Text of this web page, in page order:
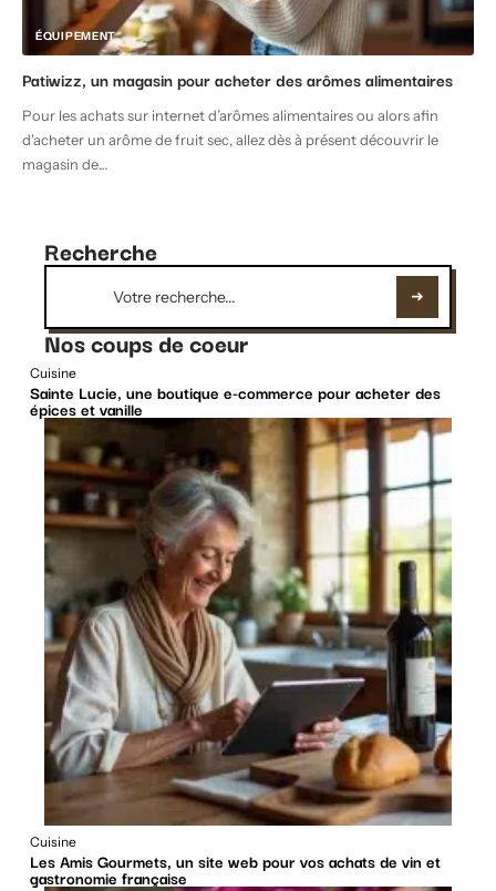
ÉQUIPEMENT
Patiwizz, un magasin pour acheter des arômes alimentaires
Pour les achats sur internet d’arômes alimentaires ou alors afin
d'acheter un arôme de fruit sec, allez dès à présent découvrir le
magasin de…
Recherche
Nos coups de coeur
Cuisine
Sainte Lucie, une boutique e-commerce pour acheter des
épices et vanille
Cuisine
Les Amis Gourmets, un site web pour vos achats de vin et
gastronomie française